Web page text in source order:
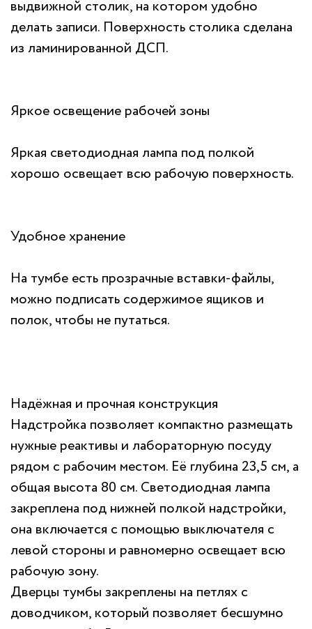
выдвижной столик, на котором удобно
делать записи. Поверхность столика сделана
из ламинированной ДСП.
Яркое освещение рабочей зоны
Яркая светодиодная лампа под полкой
хорошо освещает всю рабочую поверхность.
Удобное хранение
На тумбе есть прозрачные вставки-файлы,
можно подписать содержимое ящиков и
полок, чтобы не путаться.
Надёжная и прочная конструкция
Надстройка позволяет компактно размещать
нужные реактивы и лабораторную посуду
рядом с рабочим местом. Её глубина 23,5 см, а
общая высота 80 см. Светодиодная лампа
закреплена под нижней полкой надстройки,
она включается с помощью выключателя с
левой стороны и равномерно освещает всю
рабочую зону.
Дверцы тумбы закреплены на петлях с
доводчиком, который позволяет бесшумно